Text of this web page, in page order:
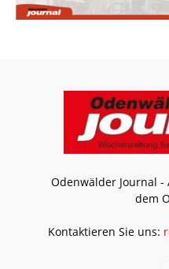
Odenwälder Journal
dem
Kontaktieren Sie uns: